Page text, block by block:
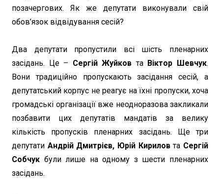
позачергових. Як же депутати виконували свій
обов’язок відвідування сесій?
Два депутати пропустили всі шість пленарних
засідань. Це – Сергій Жуйков та Віктор Шевчук.
Вони традиційно пропускають засідання сесій, а
депутатський корпус не реагує на їхні пропуски, хоча
громадські організації вже неодноразова закликали
позбавити цих депутатів мандатів за велику
кількість пропусків пленарних засідань. Ще три
депутати Андрій Дмитрієв, Юрій Кириловта Сергій
Собчук були лише на одному з шести пленарних
засідань.